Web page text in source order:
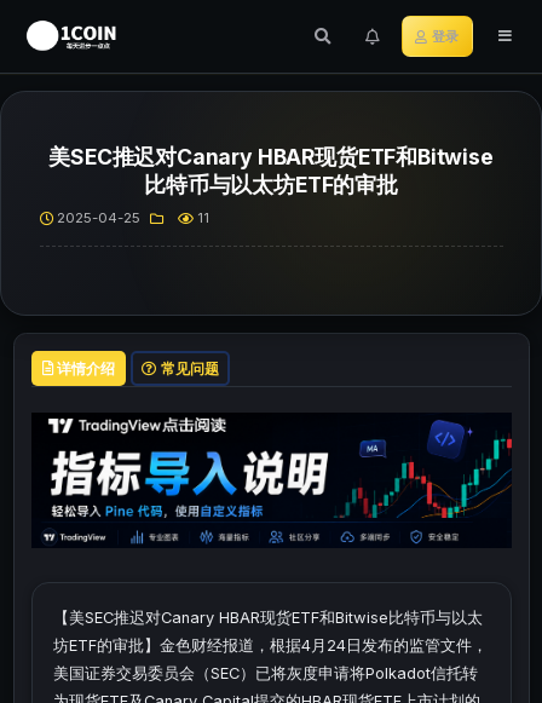
登录
美SEC推迟对Canary HBAR现货ETF和Bitwise
比特币与以太坊ETF的审批
2025-04-25 11
详情介绍 常见问题
【美SEC推迟对Canary HBAR现货ETF和Bitwise比特币与以太
坊ETF的审批】金色财经报道，根据4月24日发布的监管文件，
美国证券交易委员会（SEC）已将灰度申请将Polkadot信托转